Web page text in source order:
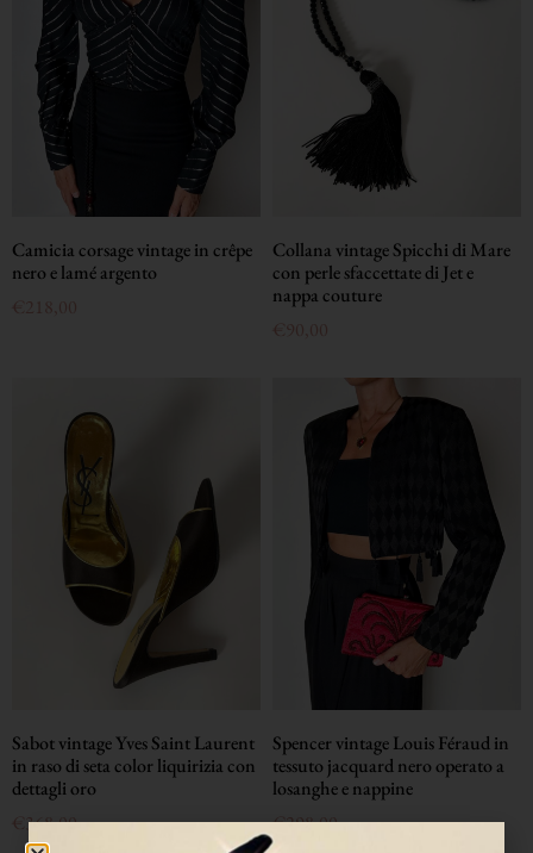
Camicia corsage vintage in crêpe
nero e lamé argento
218,00
Collana vintage Spicchi di Mare
con perle sfaccettate di Jet e
nappa couture
€
90,00
Sabot vintage Yves Saint Laurent
in raso di seta color liquirizia con
dettagli oro
368,00
Spencer vintage Louis Féraud in
tessuto jacquard nero operato a
losanghe e nappine
€298,00